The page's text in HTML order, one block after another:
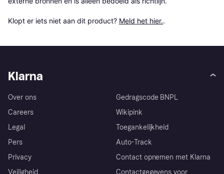
Klopt er iets niet aan dit product? Meld het hier..
Klarna
Over ons
Careers
Legal
Pers
Privacy
Gedragscode BNPL
Wikipink
Toegankelijkheid
Auto-Track
Contact opnemen met Klarna